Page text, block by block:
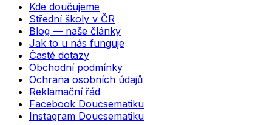
Kde doučujeme
Střední školy v ČR
Blog — naše články
Jak to u nás funguje
Časté dotazy
Obchodní podmínky
Ochrana osobních údajů
Reklamační řád
Facebook Doucsematiku
Instagram Doucsematiku